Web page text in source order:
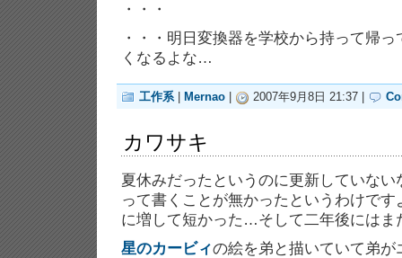
・・・
・・・明日変換器を学校から持って帰
くなるよな…
工作系| Mernao 2007年9月8日 21:37 |
カワサキ
夏休みだったというのに更新していな
って書くことが無かったというわけで
に増して短かった…そして二年後には
星のカービィの絵を弟と描いていて弟